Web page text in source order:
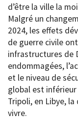
d’être la ville la
Malgré un
2024, les effets
de guerre civile
infrastructures de
endommagées,
et le niveau de
global est
Tripoli, en Libye,
vivre.